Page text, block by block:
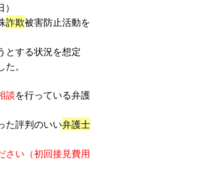
詐欺被害防止活動を
とする状況を想定
。
談を行っている弁護
た評判のいい弁護士
さい（初回接見費用